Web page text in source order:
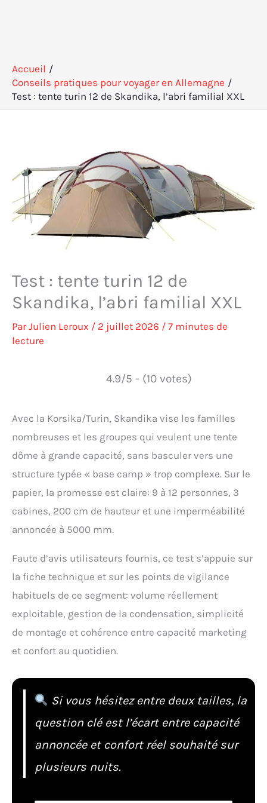
Accueil
Conseils pratiques pour voyager en Allemagne
Test : tente turin 12 de Skandika, l’abri familial XXL
Test : tente turin 12 de
Skandika, l’abri familial XXL
ParJulien Leroux / 2 juillet 2026 / 7 minutes de
lecture
4.9/5 - (10 votes)
Avec la Korsika/Turin, Skandika vise les familles
nombreuses et les groupes qui veulent une tente
dôme à grande capacité, sans basculer vers une
structure typée « base camp » trop complexe. Sur le
papier, la promesse est claire: 9 à 12 personnes, 3
cabines, 200 cm de hauteur et une imperméabilité
annoncée à 5000 mm.
Faute d’avis utilisateurs fournis, ce test s’appuie sur
la fiche technique et sur les points de vigilance
habituels de ce segment: volume réellement
exploitable, gestion de la condensation, simplicité
de montage et cohérence entre capacité marketing
et confort au quotidien.
Si vous hésitez entre deux tailles, la
question clé est l’écart entre capacité
annoncée et confort réel souhaité sur
plusieurs nuits.